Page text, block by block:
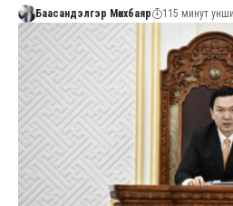
Баасандэлгэр Мөнхбаяр 115 минут